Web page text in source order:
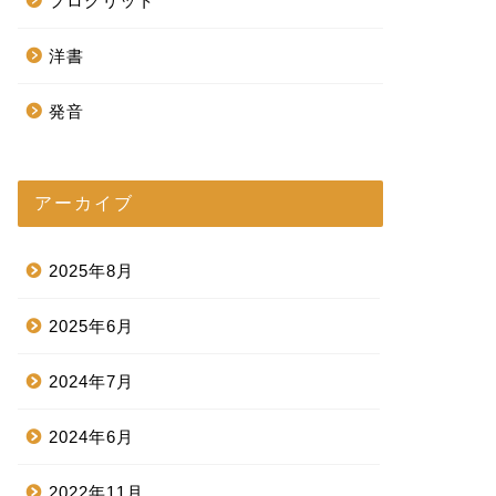
洋書
発音
アーカイブ
2025年8月
2025年6月
2024年7月
2024年6月
2022年11月